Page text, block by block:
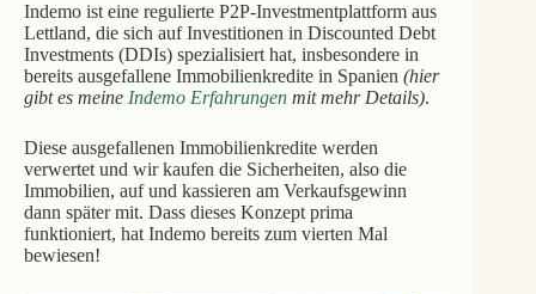
Indemo ist eine regulierte P2P-Investmentplattform aus
Lettland, die sich auf Investitionen in Discounted Debt
Investments (DDIs) spezialisiert hat, insbesondere in
bereits ausgefallene Immobilienkredite in Spanien (hier
gibt es meineIndemo Erfahrungenmit mehr Details).
Diese ausgefallenen Immobilienkredite werden
verwertet und wir kaufen die Sicherheiten, also die
Immobilien, auf und kassieren am Verkaufsgewinn
dann später mit. Dass dieses Konzept prima
funktioniert, hat Indemo bereits zum vierten Mal
bewiesen!